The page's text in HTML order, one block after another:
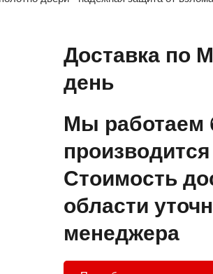
Доставка по
день
Мы работаем
Стоимость
области
менеджера